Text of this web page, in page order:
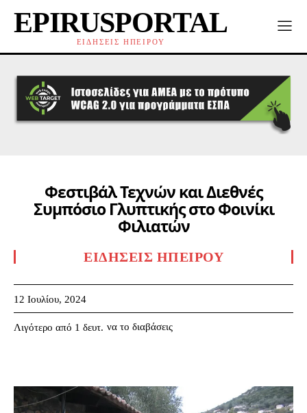
EPIRUSPORTAL
ΕΙΔΗΣΕΙΣ ΗΠΕΙΡΟΥ
Φεστιβάλ Τεχνών και Διεθνές
Συμπόσιο Γλυπτικής στο Φοινίκι
Φιλιατών
ΕΙΔΉΣΕΙΣ ΗΠΕΊΡΟΥ
12 Ιουλίου, 2024
Λιγότερο από 1 δευτ. να το διαβάσεις